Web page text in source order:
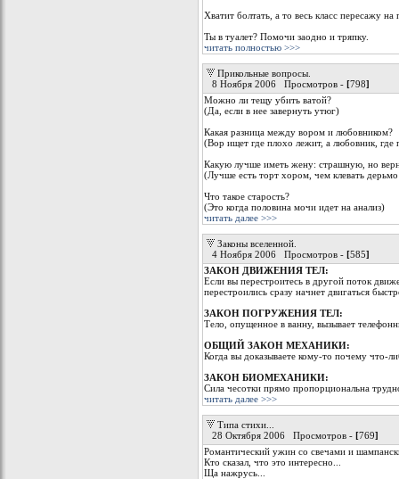
Хватит болтать, а то весь класс пересажу на
Ты в туалет? Помочи заодно и тряпку.
читать полностью >>>
Прикольные вопросы.
8 Ноября 2006 Просмотров - [798]
Можно ли тещу убить ватой?
(Да, если в нее завернуть утюг)
Какая разница между вором и любовником?
(Вор ищет где плохо лежит, а любовник, где
Какую лучше иметь жену: страшную, но
(Лучше есть торт хором, чем клевать
Что такое старость?
(Это когда половина мочи идет на анализ)
читать далее >>>
Законы вселенной.
4 Ноября 2006 Просмотров - [585]
ЗАКОН ДВИЖЕНИЯ ТЕЛ:
Если вы перестроитесь в другой поток
перестроились сразу начнет двигаться
ЗАКОН ПОГРУЖЕНИЯ ТЕЛ:
Тело, опущенное в ванну, вызывает
ОБЩИЙ ЗАКОН МЕХАНИКИ:
Когда вы доказываете кому-то почему что-
ЗАКОН БИОМЕХАНИКИ:
Сила чесотки прямо пропорциональна
читать далее >>>
Типа стихи...
28 Октября 2006 Просмотров - [769]
Романтический ужин со свечами и
Кто сказал, что это интересно...
Ща нажрусь...